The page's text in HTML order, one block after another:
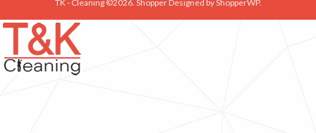
TK - Cleaning ©2026. Shopper Designed byShopperWP.